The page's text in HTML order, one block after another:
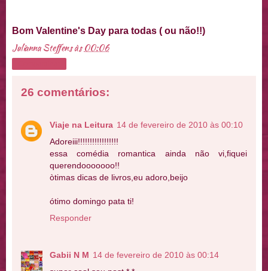
Bom Valentine's Day para todas ( ou não!!)
Julianna Steffensàs00:06
26 comentários:
Viaje na Leitura 14 de fevereiro de 2010 às 00:10
Adoreiii!!!!!!!!!!!!!!!!!
essa comédia romantica ainda não vi,fiquei
querendooooooo!!
òtimas dicas de livros,eu adoro,beijo
ótimo domingo pata ti!
Responder
Gabii N M 14 de fevereiro de 2010 às 00:14